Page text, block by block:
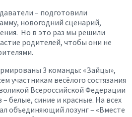
– подготовили
новогодний сценарий,
Но в это раз мы решили
родителей, чтобы они не
3 команды: «Зайцы»,
участникам весёлого состязания
Всероссийской Федерации
белые, синие и красные. На всех
объединяющий лозунг – «Вместе